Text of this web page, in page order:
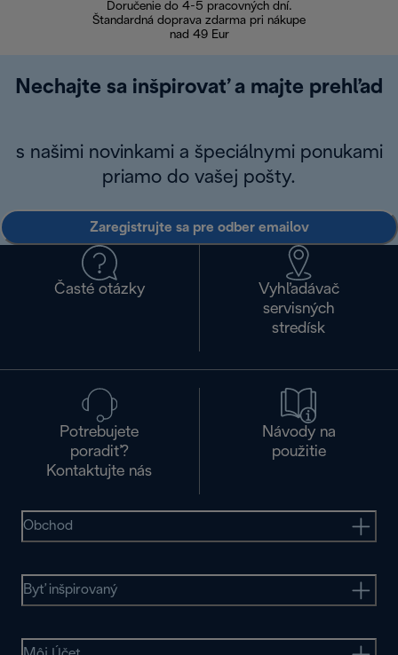
Doručenie do 4-5 pracovných dní.
Štandardná doprava zdarma pri nákupe
nad 49 Eur
Nechajte sa inšpirovať a majte prehľad
s našimi novinkami a špeciálnymi ponukami
priamo do vašej pošty.
Zaregistrujte sa pre odber emailov
Časté otázky
Vyhľadávač
servisných
stredísk
Potrebujete
poradiť?
Kontaktujte nás
Návody na
použitie
Obchod
Byť inšpirovaný